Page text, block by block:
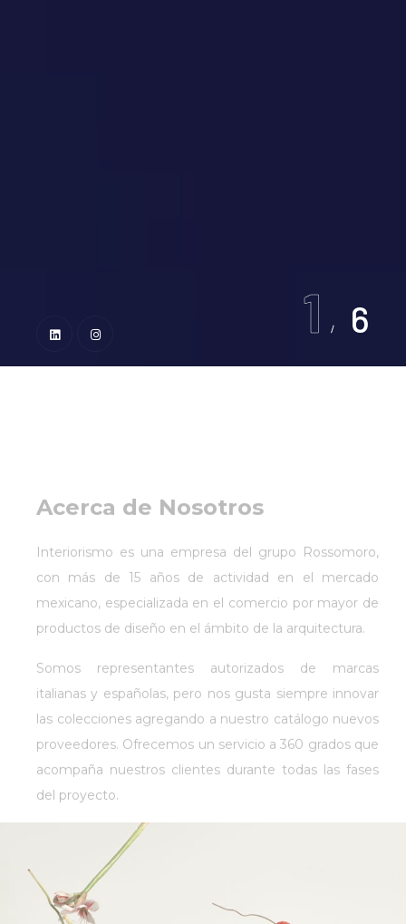
1 6
Acerca de Nosotros
Interiorismo es una empresa del grupo Rossomoro,
con más de 15 años de actividad en el mercado
mexicano, especializada en el comercio por mayor de
productos de diseño en el ámbito de la arquitectura.
Somos representantes autorizados de marcas
italianas y españolas, pero nos gusta siempre innovar
las colecciones agregando a nuestro catálogo nuevos
proveedores. Ofrecemos un servicio a 360 grados que
acompaña nuestros clientes durante todas las fases
del proyecto.